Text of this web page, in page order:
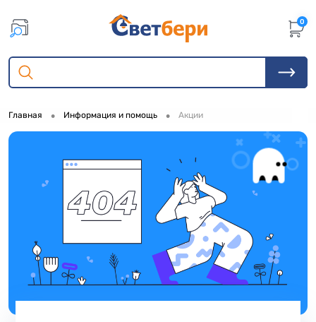
0
Главная • Информация и помощь • Акции